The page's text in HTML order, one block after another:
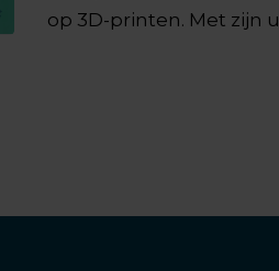
op 3D-printen. Met zijn